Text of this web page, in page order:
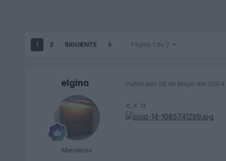
1 2 SIGUIENTE Página 1 de 2
elgino
Miembros
Publicado 28 de Mayo del 2004
<_< :o